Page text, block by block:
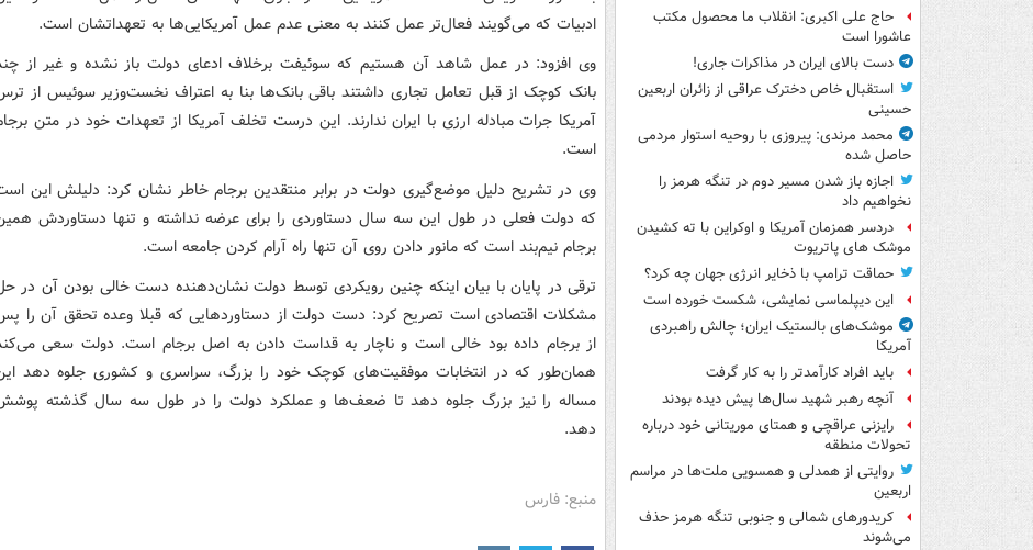
حاج علی اکبری: انقلاب ما محصول مکتب
عاشورا است
دست بالای ایران در مذاکرات جاری!
استقبال خاص دخترک عراقی از زائران اربعین
حسینی
محمد مرندی: پیروزی با روحیه استوار مردمی
حاصل شده
اجازه باز شدن مسیر دوم در تنگه هرمز را
نخواهیم داد
دردسر همزمان آمریکا و اوکراین با ته کشیدن
موشک های پاتریوت
حماقت ترامپ با ذخایر انرژی جهان چه کرد؟
این دیپلماسی نمایشی، شکست خورده است
موشک‌های بالستیک ایران؛ چالش راهبردی
آمریکا
باید افراد کارآمدتر را به کار گرفت
آنچه رهبر شهید سال‌ها پیش دیده بودند
رایزنی عراقچی و همتای موریتانی خود درباره
تحولات منطقه
روایتی از همدلی و همسویی ملت‌ها در مراسم
اربعین
کریدورهای شمالی و جنوبی تنگه هرمز حذف
می‌شوند
ادبیات که می‌گویند فعال‌تر عمل کنند به معنی عدم عمل آمریکایی‌ها به تعهداتشان است.
وی افزود: در عمل شاهد آن هستیم که سوئیفت برخلاف ادعای دولت باز نشده و غیر از
بانک کوچک از قبل تعامل تجاری داشتند باقی بانک‌ها بنا به اعتراف نخست‌وزیر سوئیس از
آمریکا جرات مبادله ارزی با ایران ندارند. این درست تخلف آمریکا از تعهدات خود در متن
است.
وی در تشریح دلیل موضع‌گیری دولت در برابر منتقدین برجام خاطر نشان کرد: دلیلش این
که دولت فعلی در طول این سه سال دستاوردی را برای عرضه نداشته و تنها دستاوردش
برجام نیم‌بند است که مانور دادن روی آن تنها راه آرام کردن جامعه است.
ترقی در پایان با بیان اینکه چنین رویکردی توسط دولت نشان‌دهنده دست خالی بودن آن در
مشکلات اقتصادی است تصریح کرد: دست دولت از دستاوردهایی که قبلا وعده تحقق آن را
از برجام داده بود خالی است و ناچار به قداست دادن به اصل برجام است. دولت سعی
همان‌طور که در انتخابات موفقیت‌های کوچک خود را بزرگ، سراسری و کشوری جلوه دهد
مساله را نیز بزرگ جلوه دهد تا ضعف‌ها و عملکرد دولت را در طول سه سال گذشته
دهد.
منبع: فارس